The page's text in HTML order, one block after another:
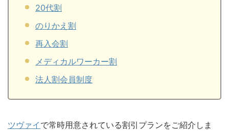
20代割
のりかえ割
再入会割
メディカルワーカー割
法人割会員制度
ツヴァイ で常時用意されている割引プランをご紹介しま